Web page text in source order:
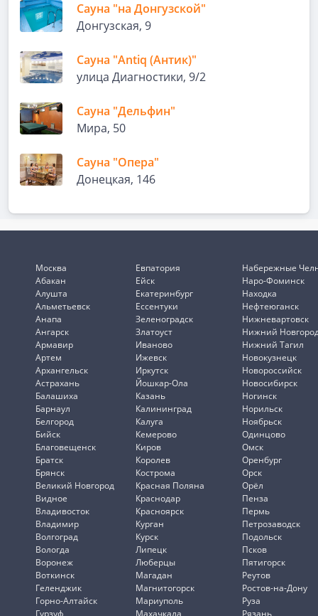
Сауна "на Донгузской"
Донгузская, 9
Сауна "Antiq (Антик)"
улица Диагностики, 9/2
Сауна "Дельфин"
Мира, 50
Сауна "Опера"
Донецкая, 146
Москва
Абакан
Алушта
Альметьевск
Анапа
Ангарск
Армавир
Артем
Архангельск
Астрахань
Балашиха
Барнаул
Белгород
Бийск
Благовещенск
Братск
Брянск
Великий Новгород
Видное
Владивосток
Владимир
Волгоград
Вологда
Воронеж
Воткинск
Геленджик
Горно-Алтайск
Гурзуф
Евпатория
Ейск
Екатеринбург
Ессентуки
Зеленоградск
Златоуст
Иваново
Ижевск
Иркутск
Йошкар-Ола
Казань
Калининград
Калуга
Кемерово
Киров
Королев
Кострома
Красная Поляна
Краснодар
Красноярск
Курган
Курск
Липецк
Люберцы
Магадан
Магнитогорск
Мариуполь
Махачкала
Набережные
Наро-Фоминск
Находка
Нефтеюганск
Нижневартовск
Нижний
Нижний Тагил
Новокузнецк
Новороссийск
Новосибирск
Ногинск
Норильск
Ноябрьск
Одинцово
Омск
Оренбург
Орск
Орёл
Пенза
Пермь
Петрозаводск
Подольск
Псков
Пятигорск
Реутов
Ростов-на-Дону
Руза
Рязань